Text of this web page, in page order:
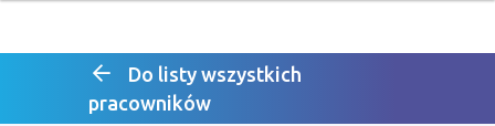
Do listy wszystkich
pracowników